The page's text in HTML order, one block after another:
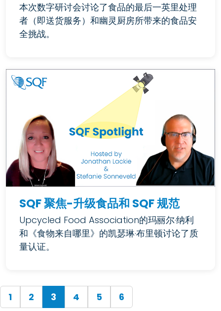
本次数字研讨会讨论了食品的最后一英里处理
者（即送货服务）和幽灵厨房所带来的食品安
全挑战。
SQF 聚焦-升级食品和 SQF 规范
Upcycled Food Association的玛丽尔·纳利
和《食物来自哪里》的凯瑟琳·布里顿讨论了质
量认证。
1 2 3 (current)
4 5 6